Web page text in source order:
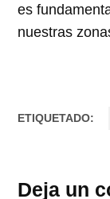
es
nuestras
ETIQUETADO:
Deja un